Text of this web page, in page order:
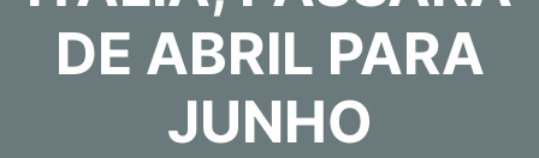
DE ABRIL PARA
JUNHO